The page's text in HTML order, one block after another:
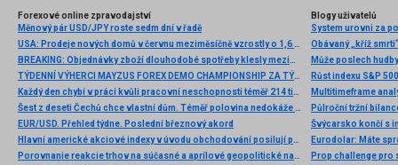
Forexové online zpravodajství
Měnový pár USD/JPY roste sedm dní v řadě
USA: Prodeje nových domů v červnu meziměsíčně vzrostly o 1,6 % při očekávání růstu o 4,8 %
BREAKING: Objednávky zboží dlouhodobé spotřeby klesly meziměsíčně o více než 6 % 📌
TÝDENNÍ VÝHERCI MAYZUS FOREX DEMO CHAMPIONSHIP ZA TÝDEN 25.2-1.3.2013
Každý den chybí v práci kvůli pracovní neschopnosti téměř 214 tisíc lidí. Přesto stonáme kratší dobu než před covidem
Šest z deseti Čechů chce vlastní dům. Téměř polovina nedokáže odhadnout reálné náklady na stavbu
EUR/USD. Přehled týdne. Poslední březnový akord
Hlavní americké akciové indexy v úvodu obchodování posilují po odložení Trumpových cel
Porovnanie reakcie trhov na súčasné a aprílové geopolitické napätie
Blogy uživatelů
System urovni za
Obávaný „kříž
Může poslech
Růst indexu S&P
Multitimeframe
Půlroční tržní
Švýcarsko končí s
Eurodolar: Máte
Prop challenge pro